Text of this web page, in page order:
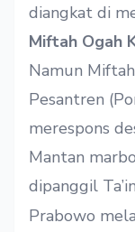
diangkat di
Miftah Ogah
Namun
Pesantren
merespons
Mantan
dipanggil
Prabowo